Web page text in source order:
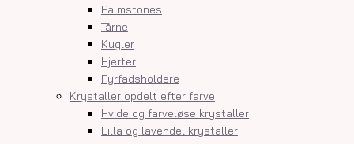
Palmstones
Tårne
Kugler
Hjerter
Fyrfadsholdere
Krystaller opdelt efter farve
Hvide og farveløse krystaller
Lilla og lavendel krystaller